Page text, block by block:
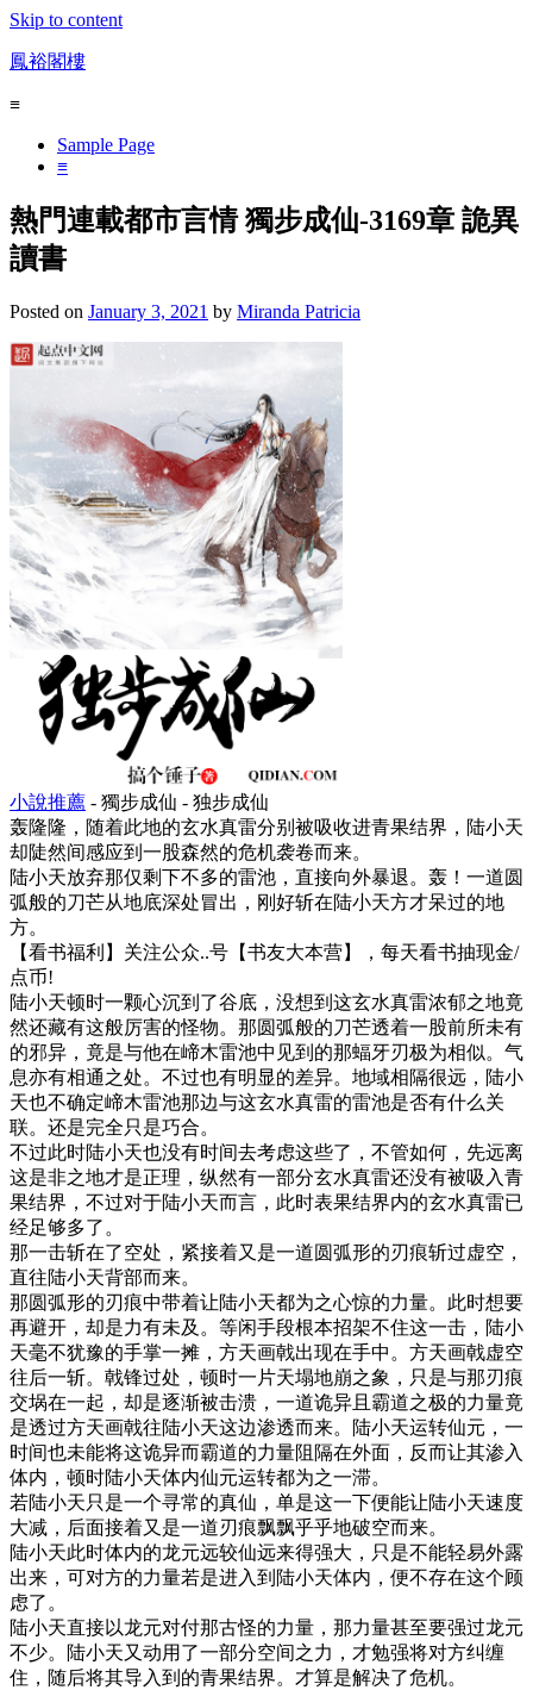
Skip to content
鳳裕閣樓
≡
Sample Page
≡
熱門連載都市言情 獨步成仙-3169章 詭異
讀書
Posted on January 3, 2021 by Miranda Patricia
小說推薦 - 獨步成仙 - 独步成仙
轰隆隆，随着此地的玄水真雷分别被吸收进青果结界，陆小天
却陡然间感应到一股森然的危机袭卷而来。
陆小天放弃那仅剩下不多的雷池，直接向外暴退。轰！一道圆
弧般的刀芒从地底深处冒出，刚好斩在陆小天方才呆过的地
方。
【看书福利】关注公众..号【书友大本营】，每天看书抽现金/
点币!
陆小天顿时一颗心沉到了谷底，没想到这玄水真雷浓郁之地竟
然还藏有这般厉害的怪物。那圆弧般的刀芒透着一股前所未有
的邪异，竟是与他在崹木雷池中见到的那蝠牙刃极为相似。气
息亦有相通之处。不过也有明显的差异。地域相隔很远，陆小
天也不确定崹木雷池那边与这玄水真雷的雷池是否有什么关
联。还是完全只是巧合。
不过此时陆小天也没有时间去考虑这些了，不管如何，先远离
这是非之地才是正理，纵然有一部分玄水真雷还没有被吸入青
果结界，不过对于陆小天而言，此时表果结界内的玄水真雷已
经足够多了。
那一击斩在了空处，紧接着又是一道圆弧形的刃痕斩过虚空，
直往陆小天背部而来。
那圆弧形的刃痕中带着让陆小天都为之心惊的力量。此时想要
再避开，却是力有未及。等闲手段根本招架不住这一击，陆小
天毫不犹豫的手掌一摊，方天画戟出现在手中。方天画戟虚空
往后一斩。戟锋过处，顿时一片天塌地崩之象，只是与那刃痕
交埚在一起，却是逐渐被击溃，一道诡异且霸道之极的力量竟
是透过方天画戟往陆小天这边渗透而来。陆小天运转仙元，一
时间也未能将这诡异而霸道的力量阻隔在外面，反而让其渗入
体内，顿时陆小天体内仙元运转都为之一滞。
若陆小天只是一个寻常的真仙，单是这一下便能让陆小天速度
大减，后面接着又是一道刃痕飘飘乎乎地破空而来。
陆小天此时体内的龙元远较仙远来得强大，只是不能轻易外露
出来，可对方的力量若是进入到陆小天体内，便不存在这个顾
虑了。
陆小天直接以龙元对付那古怪的力量，那力量甚至要强过龙元
不少。陆小天又动用了一部分空间之力，才勉强将对方纠缠
住，随后将其导入到的青果结界。才算是解决了危机。